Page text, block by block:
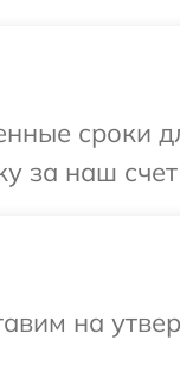
сроки
за наш
на